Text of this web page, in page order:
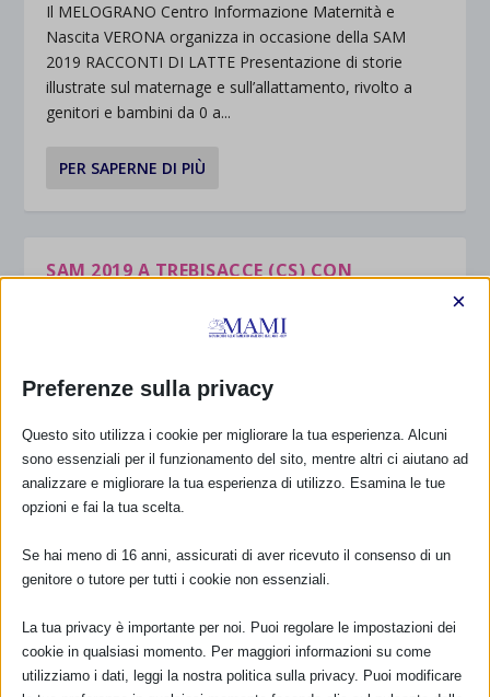
Il MELOGRANO Centro Informazione Maternità e
Nascita VERONA organizza in occasione della SAM
2019 RACCONTI DI LATTE Presentazione di storie
illustrate sul maternage e sull’allattamento, rivolto a
genitori e bambini da 0 a...
PER SAPERNE DI PIÙ
SAM 2019 A TREBISACCE (CS) CON
|Eventi_SAM_2019
Ostetriche per un giorno Promosso dal Consultorio
familiare di Trebisacce ed associazione di promozione
sociale “Dall’Ostetrica” mamme attiviste per la buona
nascita Il giorno 25 ottobre 2019 Consulenze...
PER SAPERNE DI PIÙ
CALENDARIO EVENTI
Preferenze sulla privacy
×
Questo sito utilizza i cookie per migliorare la tua esperienza. Alcuni
sono essenziali per il funzionamento del sito, mentre altri ci aiutano ad
analizzare e migliorare la tua esperienza di utilizzo. Esamina le tue
opzioni e fai la tua scelta.
Se hai meno di 16 anni, assicurati di aver ricevuto il consenso di un
genitore o tutore per tutti i cookie non essenziali.
La tua privacy è importante per noi. Puoi regolare le impostazioni dei
cookie in qualsiasi momento. Per maggiori informazioni su come
utilizziamo i dati, leggi la nostra politica sulla privacy. Puoi modificare